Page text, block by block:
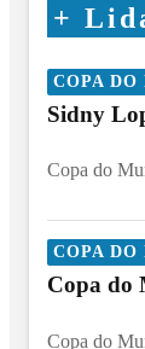
+
COPA DO
Sidny
Copa do
COPA DO
Copa do
Copa do